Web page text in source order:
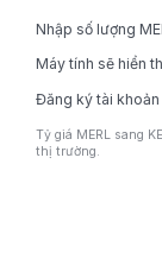
Nhập số lượng
Máy tính sẽ hiển
Đăng ký tài khoản
Tỷ giá MERL sang
thị trường.